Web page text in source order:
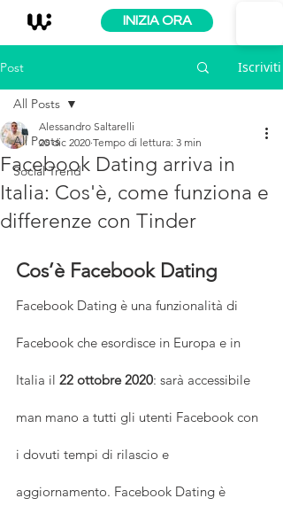
INIZIA ORA
Post Iscriviti
All Posts
Social Trend
All Posts
Facebook Dating arriva in
Italia: Cos'è, come funziona e
differenze con Tinder
Alessandro Saltarelli
20 dic 2020 Tempo di lettura: 3 min
Cos’è Facebook Dating
Facebook Dating è una funzionalità di
Facebook che esordisce in Europa e in
Italia il 22 ottobre 2020: sarà accessibile
man mano a tutti gli utenti Facebook con
i dovuti tempi di rilascio e
aggiornamento. Facebook Dating è